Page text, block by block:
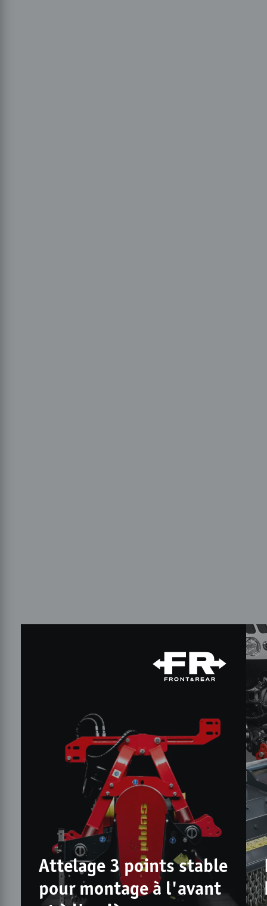
Attelage 3 points stable
pour montage à l'avant